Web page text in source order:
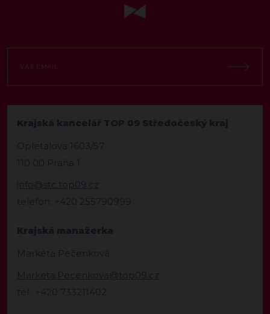
Krajská kancelář TOP 09 Středočeský kraj
Opletalova 1603/57
110 00 Praha 1
info@stc.top09.cz
telefon: +420 255790999
Krajská manažerka
Markéta Pečenková
Marketa.Pecenkova@top09.cz
tel.: +420 733211402